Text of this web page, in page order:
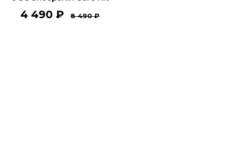
4 490 ₽ 8 490₽